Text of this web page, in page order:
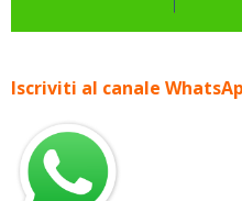
Iscriviti al canale